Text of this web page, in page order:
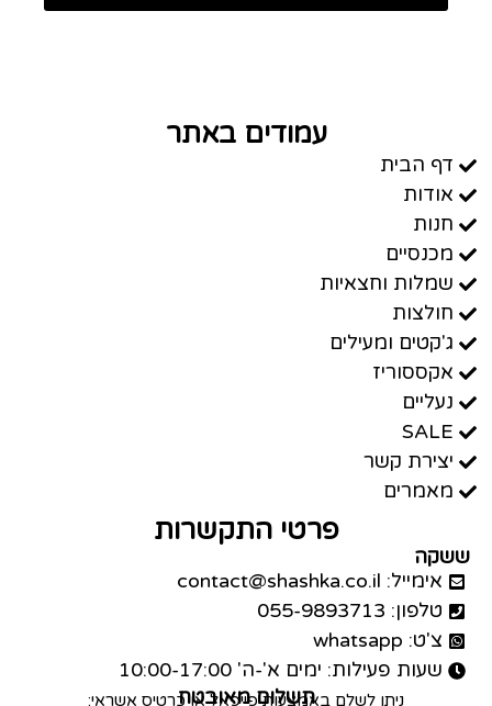
עמודים באתר
דף הבית
אודות
חנות
מכנסיים
שמלות וחצאיות
חולצות
ג'קטים ומעילים
אקססוריז
נעליים
SALE
יצירת קשר
מאמרים
פרטי התקשרות
ששקה
אימייל: contact@shashka.co.il
טלפון: 055-9893713
צ'ט: whatsapp
שעות פעילות: ימים א'-ה' 10:00-17:00
תשלום מאובטח
ניתן לשלם באמצעות פייפאל או כרטיס אשראי: